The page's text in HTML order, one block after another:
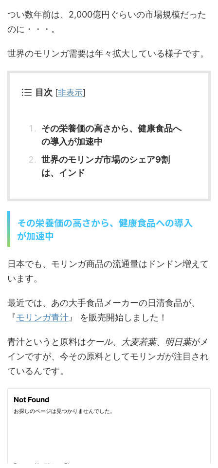
つい数年前は、2,000億円ぐらいの市場規模だった
のに・・・。
世界のモリンガ需要は年々拡大している様子です。
目次 [非表示]
その栄養価の高さから、健康食品へ
の導入が加速中
世界のモリンガ市場のシェア9割
は、インド
その栄養価の高さから、健康食品への導入
が加速中
日本でも、モリンガ商品の流通量はドンドン増えて
います。
最近では、あの大手食品メーカーの日清食品が、
『モリンガ青汁 』 を販売開始しました！
青汁というと原料はケール、 大麦若葉、 明日葉がメ
インですが、今その原料としてモリンガが注目され
ているんです。